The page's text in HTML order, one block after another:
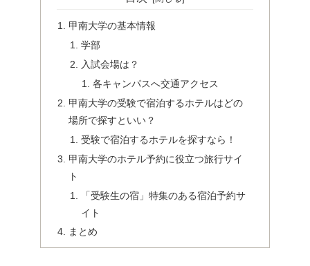
甲南大学の基本情報
学部
入試会場は？
各キャンパスへ交通アクセス
甲南大学の受験で宿泊するホテルはどの
場所で探すといい？
受験で宿泊するホテルを探すなら！
甲南大学のホテル予約に役立つ旅行サイ
ト
「受験生の宿」特集のある宿泊予約サ
イト
まとめ